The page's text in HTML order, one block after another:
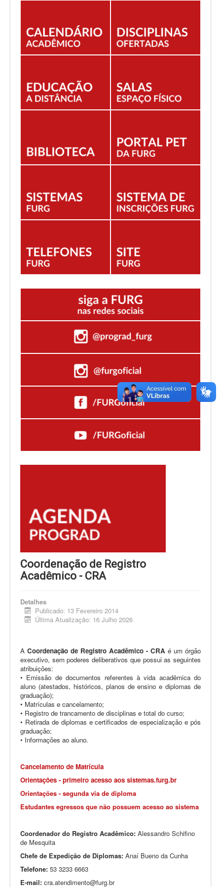
NORMAS ACADÊMICAS
DOCENTE
Você está aqui: Início
A PROGRAD
COORDENAÇÕES
Coord. Registro Acadêmico - CRA
Coordenação de Registro
Acadêmico - CRA
Detalhes
Publicado: 13 Fevereiro 2014
Última Atualização: 16 Julho 2026
A Coordenação de Registro Acadêmico - CRA é um órgão
executivo, sem poderes deliberativos que possui as seguintes
atribuições:
• Emissão de documentos referentes à vida acadêmica do
aluno (atestados, históricos, planos de ensino e diplomas de
graduação);
• Matrículas e cancelamento;
• Registro de trancamento de disciplinas e total do curso;
• Retirada de diplomas e certificados de especialização e pós
graduação;
• Informações ao aluno.
Cancelamento de Matrícula
Orientações - primeiro acesso aos sistemas.furg.br
Orientações - segunda via de diploma
Estudantes egressos que não possuem acesso ao sistema
Coordenador do Registro Acadêmico: Alessandro Schifino
de Mesquita
Chefe de Expedição de Diplomas: Anaí Bueno da Cunha
Telefone: 53 3233 6663
E-mail: cra.atendimento@furg.br